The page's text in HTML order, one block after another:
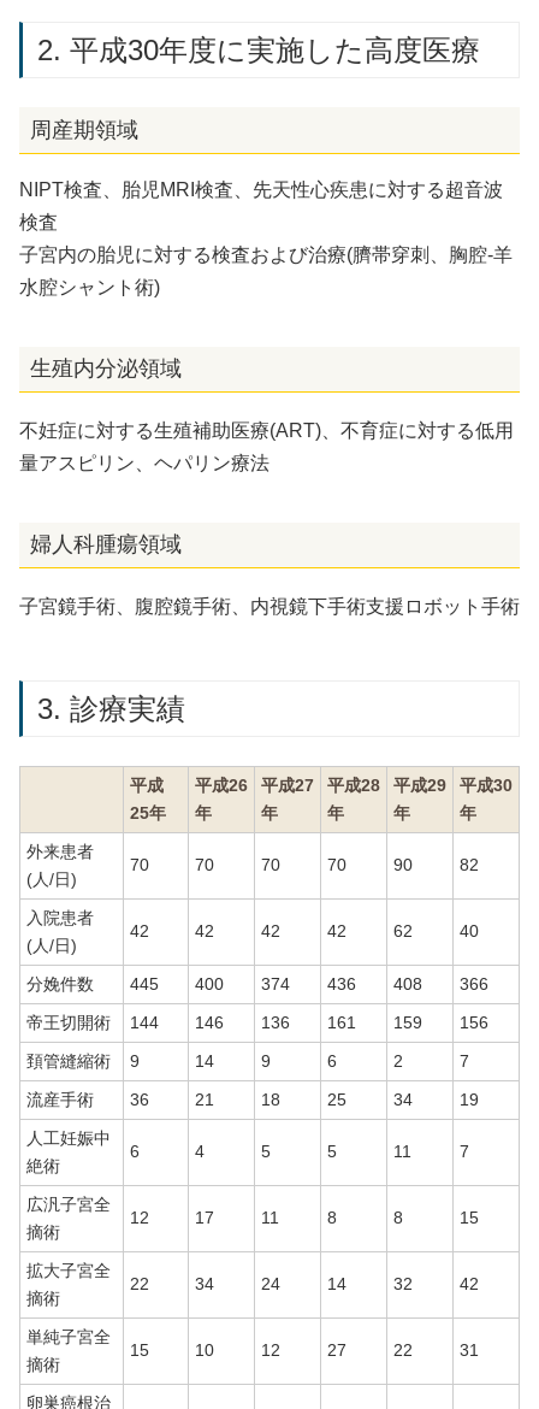
2. 平成30年度に実施した高度医療
周産期領域
NIPT検査、胎児MRI検査、先天性心疾患に対する超音波
検査
子宮内の胎児に対する検査および治療(臍帯穿刺、胸腔-羊
水腔シャント術)
生殖内分泌領域
不妊症に対する生殖補助医療(ART)、不育症に対する低用
量アスピリン、ヘパリン療法
婦人科腫瘍領域
子宮鏡手術、腹腔鏡手術、内視鏡下手術支援ロボット手術
3. 診療実績
平成
25年
平成26
年
平成27
年
平成28
年
平成29
年
平成30
年
外来患者
(人/日)
70 70 70 70 90 82
入院患者
(人/日)
42 42 42 42 62 40
分娩件数 445 400 374 436 408
366
帝王切開術
144 146 136 161 159
156
頚管縫縮術
9 14 9 6 2
7
流産手術
36 21 18 25 34
19
人工妊娠中
絶術
6 4 5 5 11 7
広汎子宮全
摘術
12 17 11 8 8 15
拡大子宮全
摘術
22 34 24 14 32 42
単純子宮全
摘術
15 10 12 27 22 31
卵巣癌根治